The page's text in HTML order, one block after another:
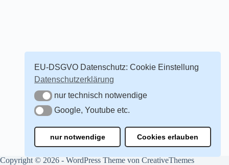
Copyright © 2026 - WordPress Theme von CreativeThemes
EU-DSGVO Datenschutz: Cookie Einstellung
Datenschutzerklärung
nur technisch notwendige
nur technisch notwendige
Google, Youtube etc.
Google, Youtube etc.
nur notwendige Cookies erlauben